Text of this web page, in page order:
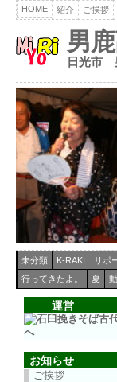
HOME 紹介 ご挨拶
男
日光市
未分類 K-RAKI リポ
行ってきたよ。
夏
運営
お知らせ
ご挨拶